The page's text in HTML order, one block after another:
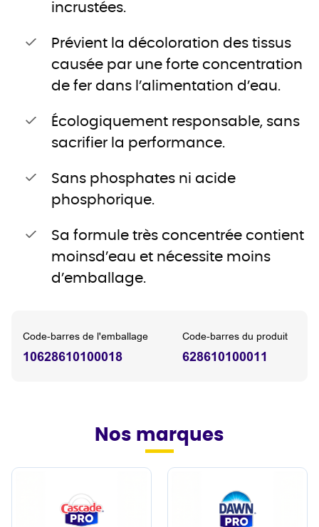
incrustées.
Prévient la décoloration des tissus
causée par une forte concentration
de fer dans l’alimentation d’eau.
Écologiquement responsable, sans
sacrifier la performance.
Sans phosphates ni acide
phosphorique.
Sa formule très concentrée contient
moinsd’eau et nécessite moins
d’emballage.
Code-barres de l'emballage
10628610100018
Code-barres du produit
628610100011
Nos marques